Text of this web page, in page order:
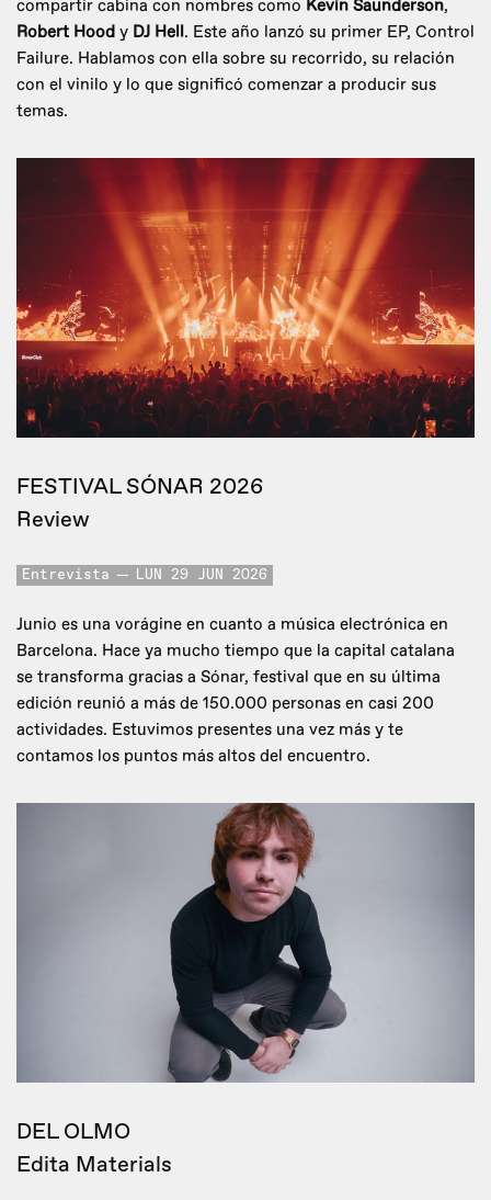
compartir cabina con nombres como Kevin Saunderson,
Robert Hood y DJ Hell. Este año lanzó su primer EP, Control
Failure. Hablamos con ella sobre su recorrido, su relación
con el vinilo y lo que significó comenzar a producir sus
temas.
FESTIVAL SÓNAR 2026
Review
Entrevista LUN 29 JUN 2026
Junio es una vorágine en cuanto a música electrónica en
Barcelona. Hace ya mucho tiempo que la capital catalana
se transforma gracias a Sónar, festival que en su última
edición reunió a más de 150.000 personas en casi 200
actividades. Estuvimos presentes una vez más y te
contamos los puntos más altos del encuentro.
DEL OLMO
Edita Materials